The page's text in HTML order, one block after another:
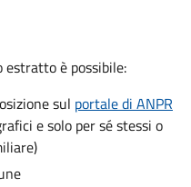
è possibile:
sul portale di ANPR
e solo per sé stessi o